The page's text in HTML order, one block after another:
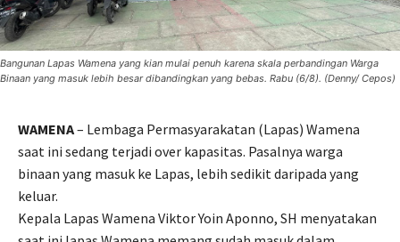
Bangunan Lapas Wamena yang kian mulai penuh karena skala perbandingan Warga
Binaan yang masuk lebih besar dibandingkan yang bebas. Rabu (6/8). (Denny/ Cepos)
WAMENA– Lembaga Permasyarakatan (Lapas) Wamena
saat ini sedang terjadi over kapasitas. Pasalnya warga
binaan yang masuk ke Lapas, lebih sedikit daripada yang
keluar.
Kepala Lapas Wamena Viktor Yoin Aponno, SH menyatakan